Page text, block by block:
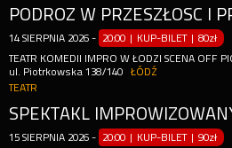
PODRÓŻ W PRZESZŁOŚĆ I
14 SIERPNIA 2026 - 20:00 | KUP-BILET |80zł
TEATR KOMEDII IMPRO W ŁODZI SCENA OFF
ul. Piotrkowska 138/140
ŁÓDŹ
TEATR
15 SIERPNIA 2026 - 20:00 | KUP-BILET |90zł